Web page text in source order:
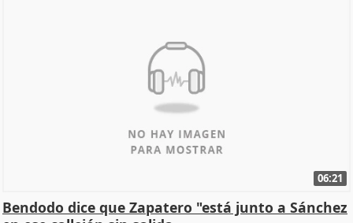
06:21
Bendodo dice que Zapatero "está junto a Sánchez